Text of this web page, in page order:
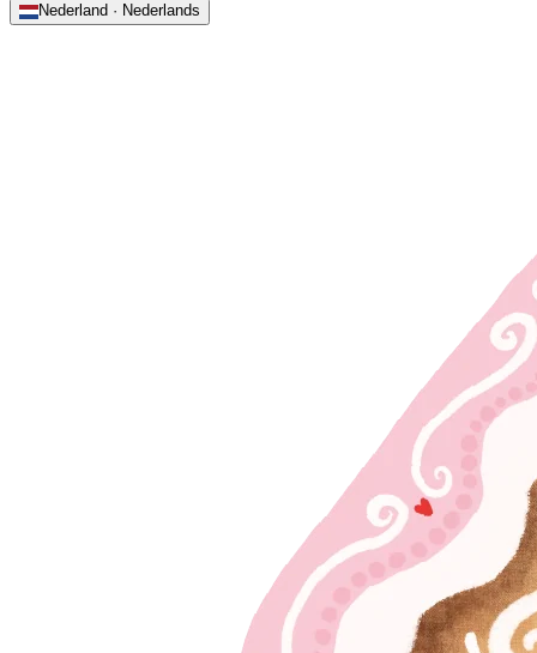
Nederland · Nederlands